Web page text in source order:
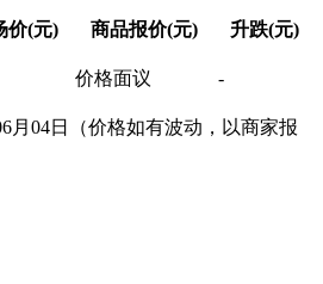
价(元) 商品报价(元) 升跌(元)
价格面议 -
月04日（价格如有波动，以商家报